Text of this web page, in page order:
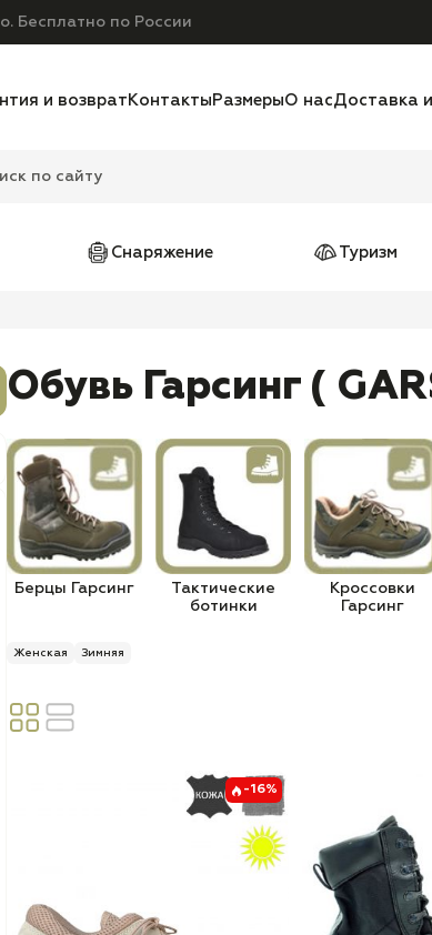
Бесплатно по России
и возврат Контакты РазмерыО насДоставка
Снаряжение Туризм
Обувь Гарсинг (
Берцы Гарсинг
Тактические
ботинки
Кроссовки
Гарсинг
Женская Зимняя
-16%